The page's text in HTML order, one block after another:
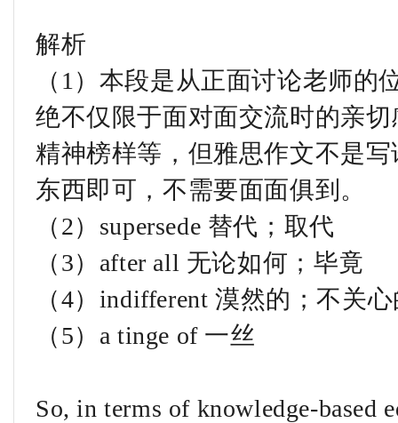
解析
（1）本段是从正面讨论老师
绝不仅限于面对面交流时的亲
精神榜样等，但雅思作文不是
东西即可，不需要面面俱到。
（2）supersede 替代；取代
（3）after all 无论如何；毕竟
（4）indifferent 漠然的；不关
（5）a tinge of 一丝
So, in terms of knowledge-based